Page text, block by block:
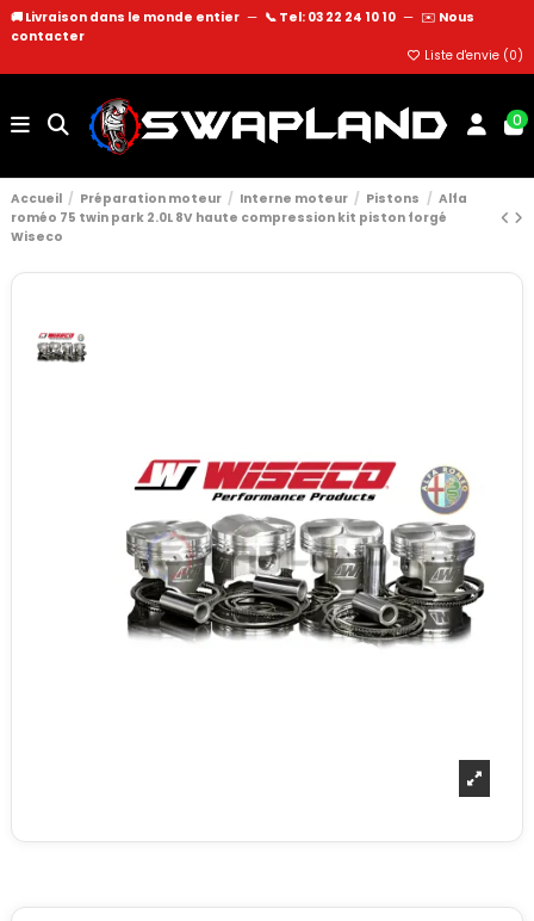
🚚 Livraison dans le monde entier — 📞 Tel: 03 22 24 10 10 — ✉️ Nous
contacter
Liste d'envie (0)
0
Accueil Préparation moteur Interne moteur Pistons
Alfa
roméo 75 twin park 2.0L 8V haute compression kit piston forgé
Wiseco